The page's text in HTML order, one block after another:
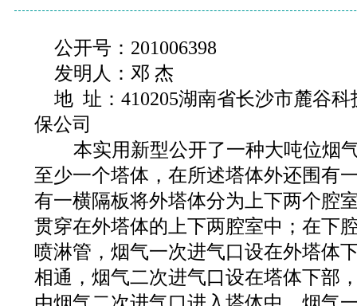
公开号：201006398
发明人：邓 杰
地 址：410205湖南省长沙市麓谷
保公司
本实用新型公开了一种大吨位烟
至少一个塔体，在所述塔体外还围有
有一横隔板将外塔体分为上下两个腔
贯穿在外塔体的上下两腔室中；在下
喷淋管，烟气一次进气口设在外塔体
相通，烟气二次进气口设在塔体下部